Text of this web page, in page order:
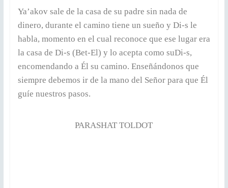
Ya’akov sale de la casa de su padre sin nada de
dinero, durante el camino tiene un sueño y Di-s le
habla, momento en el cual reconoce que ese lugar era
la casa de Di-s (Bet-El) y lo acepta como suDi-s,
encomendando a Él su camino. Enseñándonos que
siempre debemos ir de la mano del Señor para que Él
guíe nuestros pasos.
PARASHAT TOLDOT